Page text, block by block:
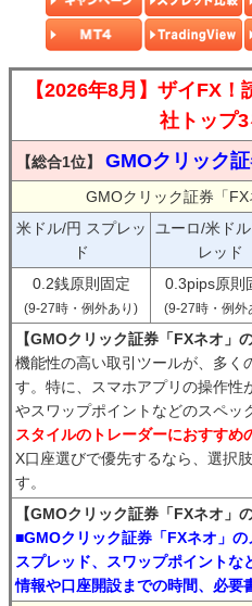
【2026年8月】ザイFX
社トップ3
【総合1位】 GMOクリック証
GMOクリック証券「
米ドル/円 スプレッ
ド
ユーロ/米ド
レッド
0.2銭原則固定
(9-27時・例外あり)
0.3pips原則
(9-27時・例外
【GMOクリック証券「FXネオ」
機能性の高い取引ツールが、多く
す。特に、スマホアプリの操作性
やスワップポイントなどのスペッ
スタイルのトレーダーにおすすめ
X口座選びで優先するなら、選択
す。
【GMOクリック証券「FXネオ」
■GMOクリック証券「FXネオ」
スプレッド、スワップポイント
情報や口座開設までの時間、必要